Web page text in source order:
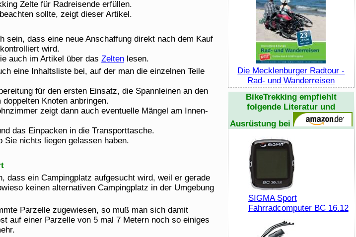
Zelte für Radreisende erfüllen.
sollte, zeigt dieser Artikel.
sein, dass eine neue Anschaffung direkt nach dem Kauf
wird.
auch im Artikel über dasZelten lesen.
eine Inhaltsliste bei, auf der man die einzelnen Teile
für den ersten Einsatz, die Spannleinen an den
Knoten anbringen.
zeigt dann auch eventuelle Mängel am Innen-
das Einpacken in die Transporttasche.
Sie nichts liegen gelassen haben.
dass ein Campingplatz aufgesucht wird, weil er gerade
keinen alternativen Campingplatz in der Umgebung
Parzelle zugewiesen, so muß man sich damit
auf einer Parzelle von 5 mal 7 Metern noch so einiges
Die Mecklenburger Radtour -
Rad- und Wanderreisen
BikeTrekkingempfiehlt
folgende Literatur und
Ausrüstung bei
SIGMA Sport
Fahrradcomputer BC 16.12